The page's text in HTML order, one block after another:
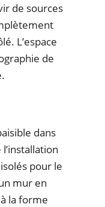
de sources
L’espace
de
dans
pour le
mur en
la forme